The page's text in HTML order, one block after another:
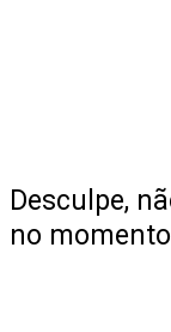
Desculpe,
no